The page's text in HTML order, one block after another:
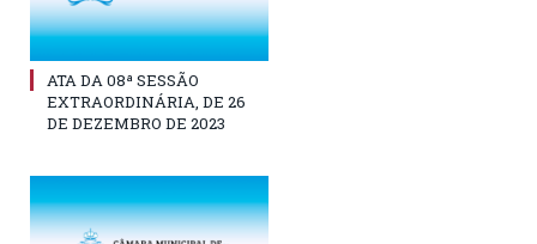
ATA DA 08ª SESSÃO
EXTRAORDINÁRIA, DE 26
DE DEZEMBRO DE 2023